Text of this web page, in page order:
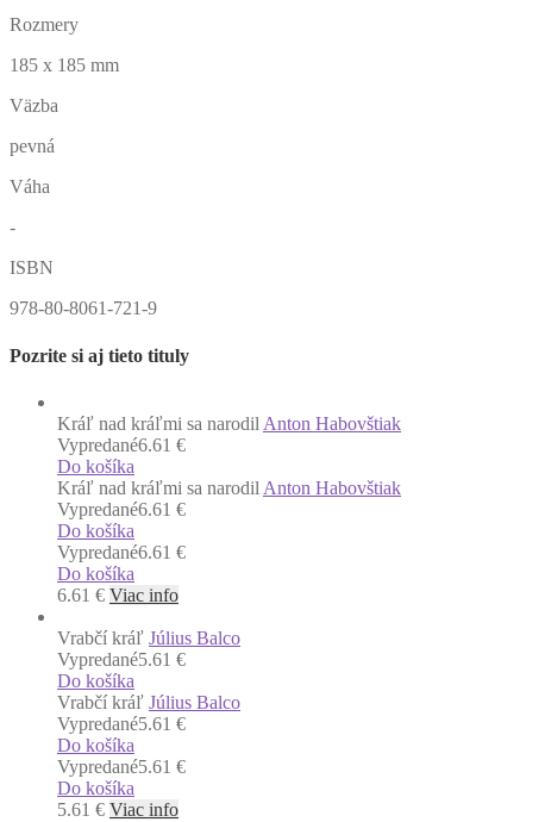
Rozmery
185 x 185 mm
Väzba
pevná
Váha
-
ISBN
978-80-8061-721-9
Pozrite si aj tieto tituly
Kráľ nad kráľmi sa narodil Anton Habovštiak
Vypredané6.61 €
Do košíka
Kráľ nad kráľmi sa narodil Anton Habovštiak
Vypredané6.61 €
Do košíka
Vypredané6.61 €
Do košíka
6.61 € Viac info
Vrabčí kráľ Július Balco
Vypredané5.61 €
Do košíka
Vrabčí kráľ Július Balco
Vypredané5.61 €
Do košíka
Vypredané5.61 €
Do košíka
5.61 € Viac info